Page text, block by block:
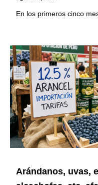
En los primeros cinco
Arándanos, uvas,